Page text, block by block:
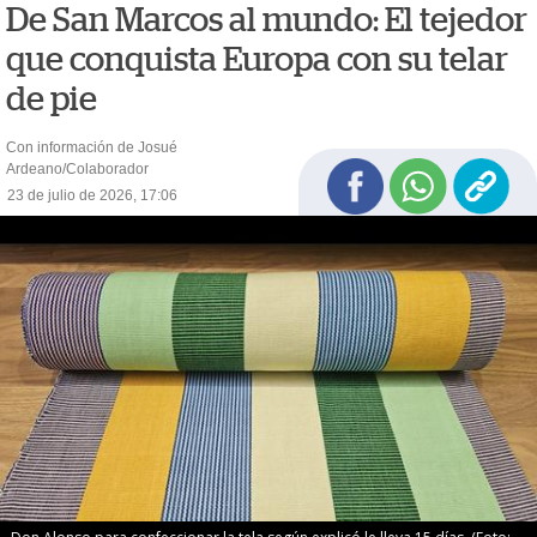
De San Marcos al mundo: El tejedor
que conquista Europa con su telar
de pie
Con información de Josué
Ardeano/Colaborador
23 de julio de 2026, 17:06